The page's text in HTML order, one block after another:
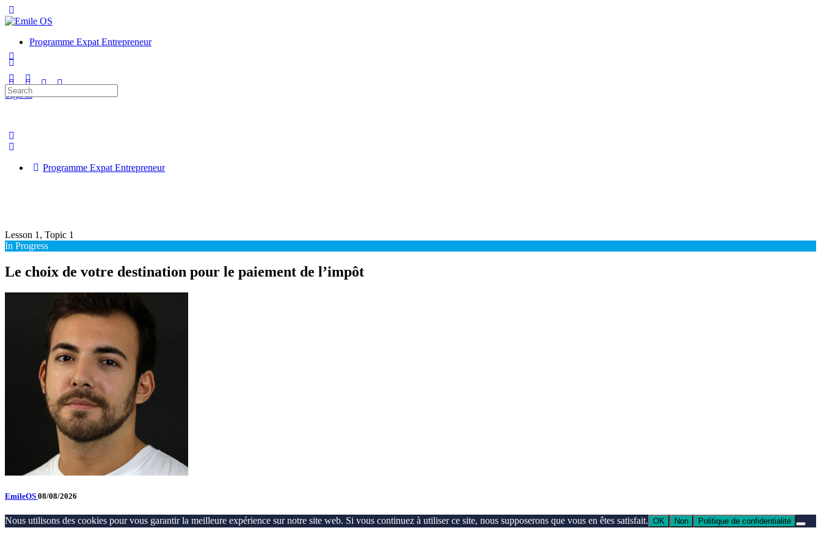
Side
Programme Expat Entrepreneur
options
Sign in
Search
for:
Programme Expat Entrepreneur
Lesson 1, Topic 1
In Progress
Le choix de votre destination pour le paiement de l’impôt
EmileOS 08/08/2026
Nous utilisons des cookies pour vous garantir la meilleure expérience sur notre site web. Si vous continuez à utiliser ce site, nous supposerons que vous en êtes satisfait. OK Non Politique de confidentialité